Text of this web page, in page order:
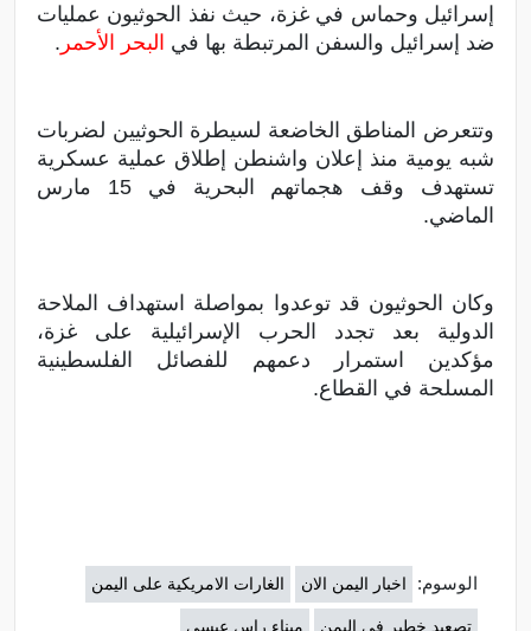
إسرائيل وحماس في غزة، حيث نفذ الحوثيون عمليات
ضد إسرائيل والسفن المرتبطة بها في البحر الأحمر .
وتتعرض المناطق الخاضعة لسيطرة الحوثيين لضربات
شبه يومية منذ إعلان واشنطن إطلاق عملية عسكرية
تستهدف وقف هجماتهم البحرية في 15 مارس
الماضي.
وكان الحوثيون قد توعدوا بمواصلة استهداف الملاحة
الدولية بعد تجدد الحرب الإسرائيلية على غزة،
مؤكدين استمرار دعمهم للفصائل الفلسطينية
المسلحة في القطاع.
الوسوم: اخبار اليمن الان الغارات الامريكية على اليمن
تصعيد خطير في اليمن ميناء راس عيسى